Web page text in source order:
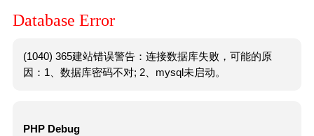
Database Error
(1040) 365建站错误警告：连接数据库失败，可能的原
因：1、数据库密码不对; 2、mysql未启动。
PHP Debug